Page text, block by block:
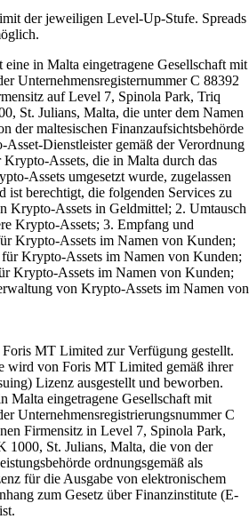
der jeweiligen Level-Up-Stufe. Spreads
in Malta eingetragene Gesellschaft mit
Unternehmensregisternummer C 88392
auf Level 7, Spinola Park, Triq
St. Julians, Malta, die unter dem Namen
der maltesischen Finanzaufsichtsbehörde
Dienstleister gemäß der Verordnung
Assets, die in Malta durch das
Assets umgesetzt wurde, zugelassen
berechtigt, die folgenden Services zu
Krypto-Assets in Geldmittel; 2. Umtausch
Krypto-Assets; 3. Empfang und
Krypto-Assets im Namen von Kunden;
Krypto-Assets im Namen von Kunden;
Krypto-Assets im Namen von Kunden;
von Krypto-Assets im Namen von
MT Limited zur Verfügung gestellt.
wird von Foris MT Limited gemäß ihrer
Lizenz ausgestellt und beworben.
Malta eingetragene Gesellschaft mit
Unternehmensregistrierungsnummer C
Firmensitz in Level 7, Spinola Park,
St. Julians, Malta, die von der
ordnungsgemäß als
für die Ausgabe von elektronischem
zum Gesetz über Finanzinstitute (E-